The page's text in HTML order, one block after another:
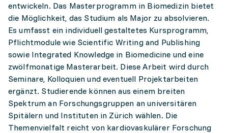
entwickeln. Das Masterprogramm in Biomedizin bietet
die Möglichkeit, das Studium als Major zu absolvieren.
Es umfasst ein individuell gestaltetes Kursprogramm,
Pflichtmodule wie Scientific Writing and Publishing
sowie Integrated Knowledge in Biomedicine und eine
zwölfmonatige Masterarbeit. Diese Arbeit wird durch
Seminare, Kolloquien und eventuell Projektarbeiten
ergänzt. Studierende können aus einem breiten
Spektrum an Forschungsgruppen an universitären
Spitälern und Instituten in Zürich wählen. Die
Themenvielfalt reicht von kardiovaskulärer Forschung